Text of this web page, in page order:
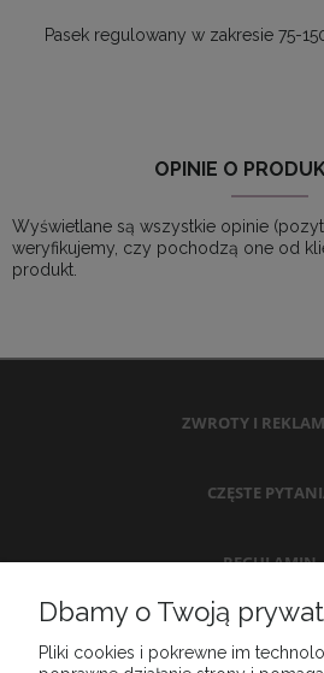
Pasek regulowany w zakresie 75-
OPINIE O
Wyświetlane są wszystkie opinie
weryfikujemy, czy pochodzą one od
produkt.
ZWROTY I
CZĘSTE
REGULAMIN
MOJE KONTO
Dbamy o Twoją
Pliki cookies i pokrewne im